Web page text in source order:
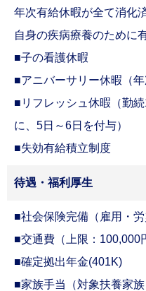
年次有給休暇が全て消化
自身の疾病療養のために
■子の看護休暇
■アニバーサリー休暇（年
■リフレッシュ休暇（勤
に、5日～6日を付与）
■失効有給積立制度
待遇・福利厚生
■社会保険完備（雇用・労
■交通費（上限：100,000
■確定拠出年金(401K)
■家族手当（対象扶養家